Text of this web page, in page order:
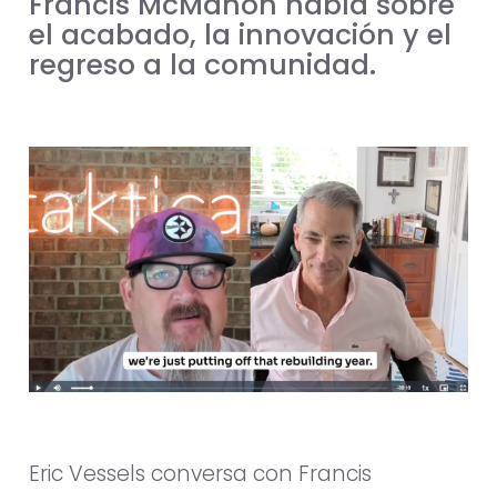
el acabado, la innovación y el
regreso a la comunidad.
Eric Vessels conversa con Francis